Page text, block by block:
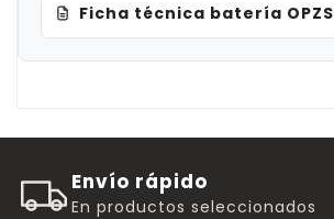
Ficha técnica batería OPZS
Envío rápido
En productos seleccionados